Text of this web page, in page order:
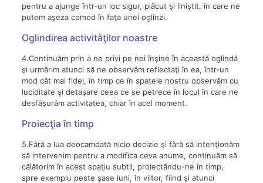
pentru a ajunge într-un loc sigur, plăcut şi liniştit, în care ne
putem aşeza comod în faţa unei oglinzi.
Oglindirea activităţilor noastre
4.Continuăm prin a ne privi pe noi înşine în această oglindă
şi urmărim atunci să ne observăm reflectaţi în ea, într-un
mod cât mai fidel, în timp ce în spatele nostru observăm cu
luciditate şi detaşare ceea ce se petrece în locul în care ne
desfăşurăm activitatea, chiar în acel moment.
Proiecţia în timp
5.Fără a lua deocamdată nicio decizie şi fără să intenţionăm
să intervenim pentru a modifica ceva anume, continuăm să
călătorim în acest spaţiu subtil, proiectându-ne în timp,
spre exemplu peste şase luni, în viitor, fiind şi atunci